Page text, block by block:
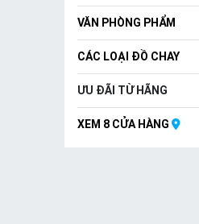
VĂN PHÒNG PHẨM
CÁC LOẠI ĐỒ CHAY
ƯU ĐÃI TỪ HÃNG
XEM 8 CỬA HÀNG